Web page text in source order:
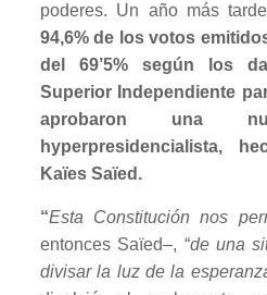
poderes. Un año más
94,6% de los votos
del 69’5% según los
Superior Independiente
aprobaron una
hyperpresidencialista,
Kaïes Saïed.
“Esta Constitución nos
entonces Saïed–, “de una
divisar la luz de la